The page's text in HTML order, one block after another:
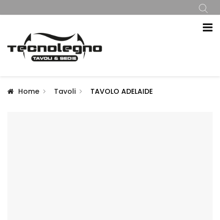
Home Tavoli TAVOLO ADELAIDE